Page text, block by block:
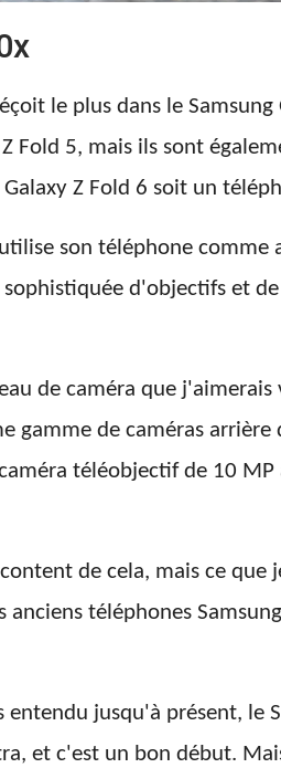
le plus dans le
Fold 5, mais ils sont
Z Fold 6 soit un
son téléphone
d'objectifs et
de caméra que
gamme de caméras
téléobjectif de 10
content de cela, mais ce
anciens téléphones
entendu jusqu'à présent,
et c'est un bon début.